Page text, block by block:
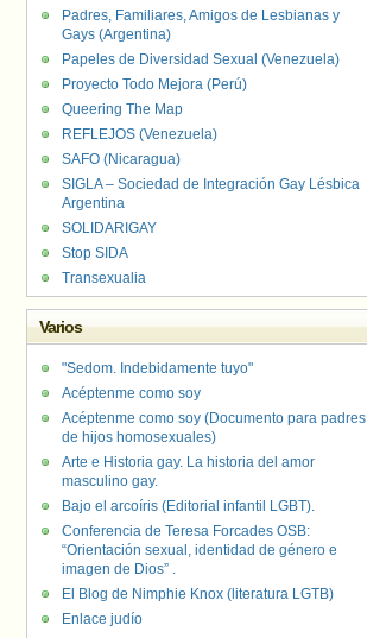
Padres, Familiares, Amigos de Lesbianas y
Gays (Argentina)
Papeles de Diversidad Sexual (Venezuela)
Proyecto Todo Mejora (Perú)
Queering The Map
REFLEJOS (Venezuela)
SAFO (Nicaragua)
SIGLA – Sociedad de Integración Gay Lésbica
Argentina
SOLIDARIGAY
Stop SIDA
Transexualia
Varios
"Sedom. Indebidamente tuyo"
Acéptenme como soy
Acéptenme como soy (Documento para padres
de hijos homosexuales)
Arte e Historia gay. La historia del amor
masculino gay.
Bajo el arcoíris (Editorial infantil LGBT).
Conferencia de Teresa Forcades OSB:
“Orientación sexual, identidad de género e
imagen de Dios” .
El Blog de Nimphie Knox (literatura LGTB)
Enlace judío